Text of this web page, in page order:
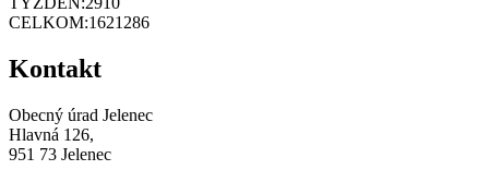
CELKOM:1621286
Kontakt
Obecný úrad Jelenec
Hlavná 126,
951 73 Jelenec